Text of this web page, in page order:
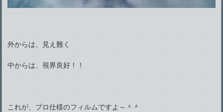
外からは、見え難く
中からは、視界良好！！
これが、プロ仕様のフィルムですよ～＾＾